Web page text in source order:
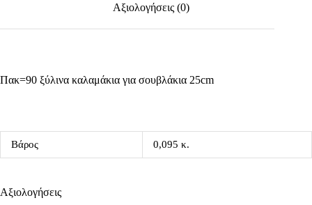
Αξιολογήσεις (0)
Πακ=90 ξύλινα καλαμάκια για σουβλάκια 25cm
Βάρος 0,095 κ.
Αξιολογήσεις